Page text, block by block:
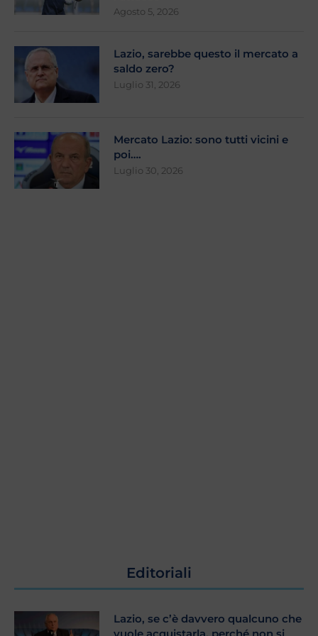
Agosto 5, 2026
Lazio, sarebbe questo il mercato a
saldo zero?
Luglio 31, 2026
Mercato Lazio: sono tutti vicini e
poi….
Luglio 30, 2026
Editoriali
Lazio, se c’è davvero qualcuno che